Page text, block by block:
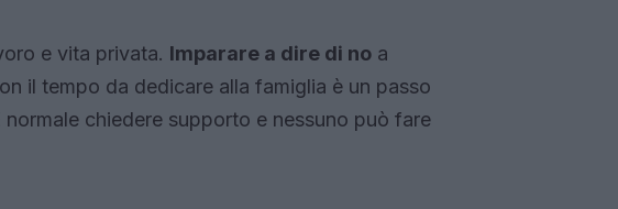
e vita privata. Imparare a dire di no a
il tempo da dedicare alla famiglia è un passo
chiedere supporto e nessuno può fare